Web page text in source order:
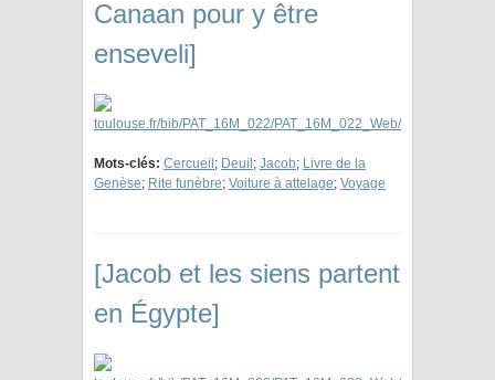
Canaan pour y être
enseveli]
Mots-clés: Cercueil ; Deuil ; Jacob; Livre de la
Genèse; Rite funèbre; Voiture à attelage; Voyage
[Jacob et les siens partent
en Égypte]